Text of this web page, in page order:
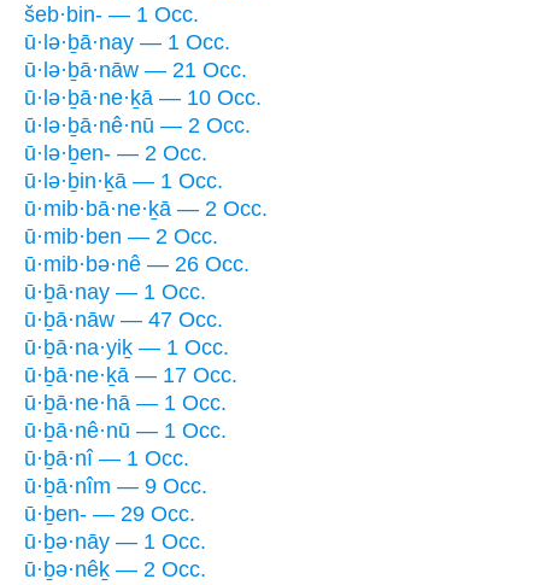
šeb·bin- — 1 Occ.
ū·lə·ḇā·nay — 1 Occ.
ū·lə·ḇā·nāw — 21 Occ.
ū·lə·ḇā·ne·ḵā — 10 Occ.
ū·lə·ḇā·nê·nū — 2 Occ.
ū·lə·ḇen- — 2 Occ.
ū·lə·ḇin·ḵā — 1 Occ.
ū·mib·bā·ne·ḵā — 2 Occ.
ū·mib·ben — 2 Occ.
ū·mib·bə·nê — 26 Occ.
ū·ḇā·nay — 1 Occ.
ū·ḇā·nāw — 47 Occ.
ū·ḇā·na·yiḵ — 1 Occ.
ū·ḇā·ne·ḵā — 17 Occ.
ū·ḇā·ne·hā — 1 Occ.
ū·ḇā·nê·nū — 1 Occ.
ū·ḇā·nî — 1 Occ.
ū·ḇā·nîm — 9 Occ.
ū·ḇen- — 29 Occ.
ū·ḇə·nāy — 1 Occ.
ū·ḇə·nêḵ — 2 Occ.